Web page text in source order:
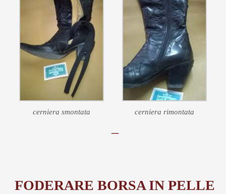
cerniera smontata cerniera rimontata
–
FODERARE BORSA IN PELLE